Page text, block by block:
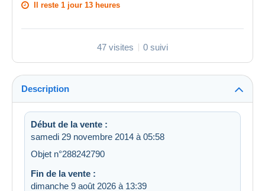
Il reste 1 jour 13 heures
47 visites 0 suivi
Description
Début de la vente :
samedi 29 novembre 2014 à 05:58
Objet n°288242790
Fin de la vente :
dimanche 9 août 2026 à 13:39